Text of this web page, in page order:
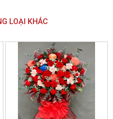
LOẠI KHÁC